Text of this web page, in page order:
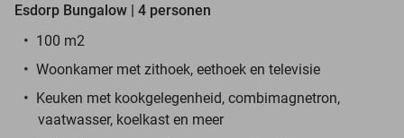
Esdorp Bungalow | 4 personen
100 m2
Woonkamer met zithoek, eethoek en televisie
Keuken met kookgelegenheid, combimagnetron,
vaatwasser, koelkast en meer